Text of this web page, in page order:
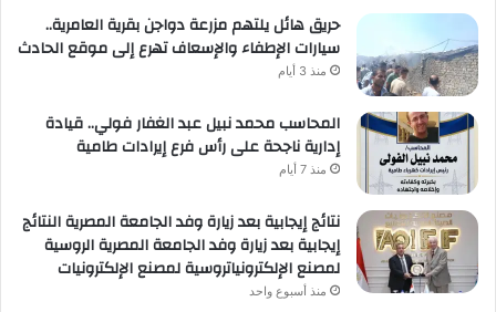
حريق هائل يلتهم مزرعة دواجن بقرية العامرية..
سيارات الإطفاء والإسعاف تهرع إلى موقع الحادث
منذ 3 أيام
المحاسب محمد نبيل عبد الغفار فولي.. قيادة
إدارية ناجحة على رأس فرع إيرادات طامية
منذ 7 أيام
نتائج إيجابية بعد زيارة وفد الجامعة المصرية النتائج
إيجابية بعد زيارة وفد الجامعة المصرية الروسية
لمصنع الإلكترونياتروسية لمصنع الإلكترونيات
منذ أسبوع واحد